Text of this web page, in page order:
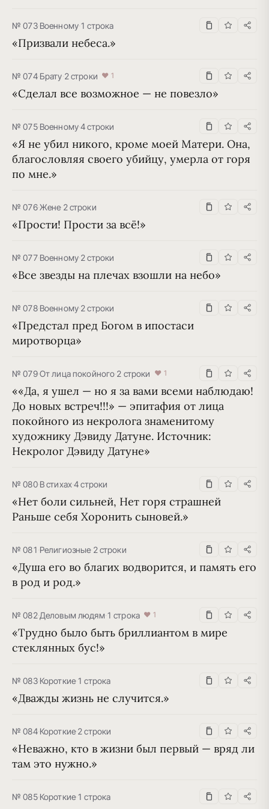
№ 073·Военному·1 строка
«Призвали небеса.»
№ 074·Брату·2 строки ♥ 1
«Сделал все возможное — не повезло»
№ 075·Военному·4 строки
«Я не убил никого, кроме моей Матери. Она,
благословляя своего убийцу, умерла от горя
по мне.»
№ 076·Жене·2 строки
«Прости! Прости за всё!»
№ 077·Военному·2 строки
«Все звезды на плечах взошли на небо»
№ 078·Военному·2 строки
«Предстал пред Богом в ипостаси
миротворца»
№ 079·От лица покойного·2 строки ♥ 1
««Да, я ушел — но я за вами вcеми наблюдаю!
До новых встреч!!!» — эпитафия от лица
покойного из некролога знаменитому
художнику Дэвиду Датуне. Источник:
Некролог Дэвиду Датуне»
№ 080·В стихах·4 строки
«Нет боли сильней, Нет горя страшней
Раньше себя Хоронить сыновей.»
№ 081·Религиозные·2 строки
«Душа его во благих водворится, и память его
в род и род.»
№ 082·Деловым людям·1 строка ♥ 1
«Трудно было быть бриллиантом в мире
стеклянных бус!»
№ 083·Короткие·1 строка
«Дважды жизнь не случится.»
№ 084·Короткие·2 строки
«Неважно, кто в жизни был первый — вряд ли
там это нужно.»
№ 085·Короткие·1 строка